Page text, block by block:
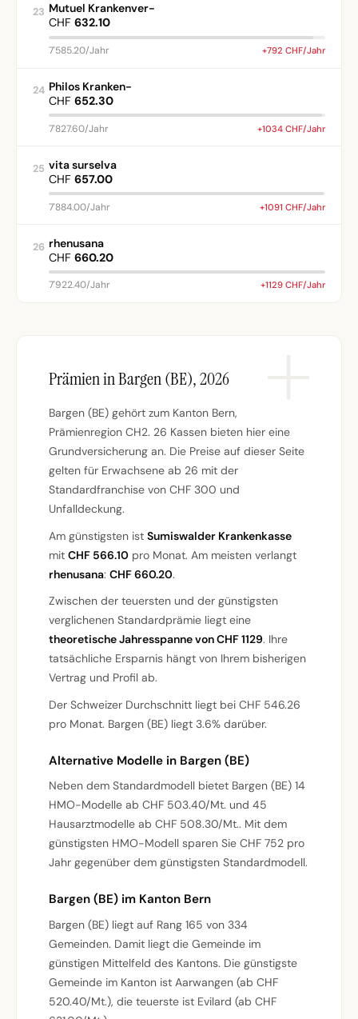
23 Mutuel Krankenver-
CHF 632.10
7'585.20/Jahr +792 CHF/Jahr
24 Philos Kranken-
CHF 652.30
7'827.60/Jahr +1034 CHF/Jahr
25 vita surselva
CHF 657.00
7'884.00/Jahr +1091 CHF/Jahr
26 rhenusana
CHF 660.20
7'922.40/Jahr +1129 CHF/Jahr
Prämien in Bargen (BE), 2026
Bargen (BE) gehört zum Kanton Bern,
Prämienregion CH2. 26 Kassen bieten hier eine
Grundversicherung an. Die Preise auf dieser Seite
gelten für Erwachsene ab 26 mit der
Standardfranchise von CHF 300 und
Unfalldeckung.
Am günstigsten ist Sumiswalder Krankenkasse
mit CHF 566.10 pro Monat. Am meisten verlangt
rhenusana: CHF 660.20.
Zwischen der teuersten und der günstigsten
verglichenen Standardprämie liegt eine
theoretische Jahresspanne von CHF 1129. Ihre
tatsächliche Ersparnis hängt von Ihrem bisherigen
Vertrag und Profil ab.
Der Schweizer Durchschnitt liegt bei CHF 546.26
pro Monat. Bargen (BE) liegt 3.6% darüber.
Alternative Modelle in Bargen (BE)
Neben dem Standardmodell bietet Bargen (BE) 14
HMO-Modelle ab CHF 503.40/Mt. und 45
Hausarztmodelle ab CHF 508.30/Mt.. Mit dem
günstigsten HMO-Modell sparen Sie CHF 752 pro
Jahr gegenüber dem günstigsten Standardmodell.
Bargen (BE) im Kanton Bern
Bargen (BE) liegt auf Rang 165 von 334
Gemeinden. Damit liegt die Gemeinde im
günstigen Mittelfeld des Kantons. Die günstigste
Gemeinde im Kanton ist Aarwangen (ab CHF
520.40/Mt.), die teuerste ist Evilard (ab CHF